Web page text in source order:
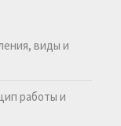
виды и
работы и